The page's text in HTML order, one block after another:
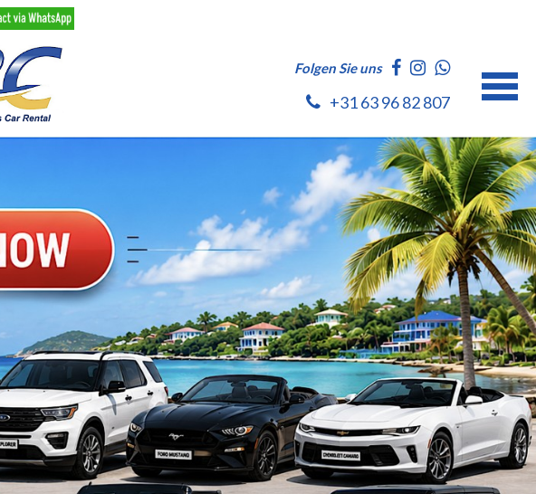
Folgen Sie uns
+31 63 96 82 807